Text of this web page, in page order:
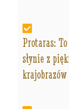
Protaras:
słynie z